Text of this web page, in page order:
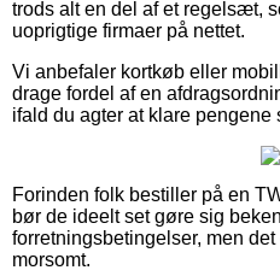
trods alt en del af et regelsæt,
uoprigtige firmaer på nettet.
Vi anbefaler kortkøb eller
drage fordel af en
ifald du agter at klare pengene
Forinden folk bestiller på en
bør de ideelt set gøre sig
forretningsbetingelser, men
morsomt.